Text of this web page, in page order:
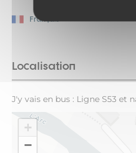
Français
Localisation
J'y vais en bus : Ligne S53 et
+
−